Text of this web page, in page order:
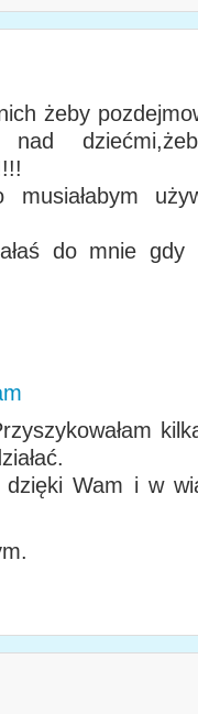
żeby
do mnie gdy
Wam i w